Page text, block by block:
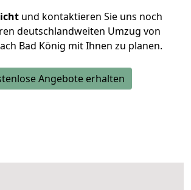
und kontaktieren Sie uns noch
deutschlandweiten Umzug von
Bad König mit Ihnen zu planen.
Angebote erhalten